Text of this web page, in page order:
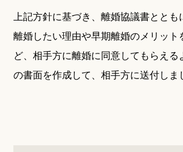
上記方針に基づき、離婚協議書ととも
離婚したい理由や早期離婚のメリット
ど、相手方に離婚に同意してもらえる
の書面を作成して、相手方に送付しま